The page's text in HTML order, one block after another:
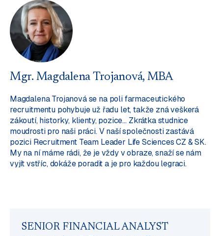
Mgr. Magdalena Trojanová, MBA
Magdalena Trojanová se na poli farmaceutického
recruitmentu pohybuje už řadu let, takže zná veškerá
zákoutí, historky, klienty, pozice… Zkrátka studnice
moudrosti pro naši práci. V naší společnosti zastává
pozici Recruitment Team Leader Life Sciences CZ & SK.
My na ní máme rádi, že je vždy v obraze, snaží se nám
vyjít vstříc, dokáže poradit a je pro každou legraci.
SENIOR FINANCIAL ANALYST